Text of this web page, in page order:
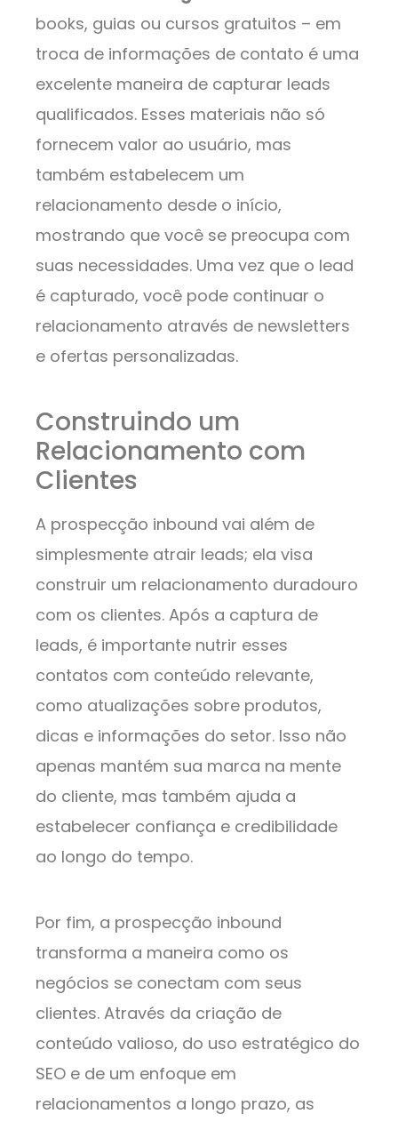
books, guias ou cursos gratuitos – em
troca de informações de contato é uma
excelente maneira de capturar leads
qualificados. Esses materiais não só
fornecem valor ao usuário, mas
também estabelecem um
relacionamento desde o início,
mostrando que você se preocupa com
suas necessidades. Uma vez que o lead
é capturado, você pode continuar o
relacionamento através de newsletters
e ofertas personalizadas.
Construindo um
Relacionamento com
Clientes
A prospecção inbound vai além de
simplesmente atrair leads; ela visa
construir um relacionamento duradouro
com os clientes. Após a captura de
leads, é importante nutrir esses
contatos com conteúdo relevante,
como atualizações sobre produtos,
dicas e informações do setor. Isso não
apenas mantém sua marca na mente
do cliente, mas também ajuda a
estabelecer confiança e credibilidade
ao longo do tempo.
Por fim, a prospecção inbound
transforma a maneira como os
negócios se conectam com seus
clientes. Através da criação de
conteúdo valioso, do uso estratégico do
SEO e de um enfoque em
relacionamentos a longo prazo, as